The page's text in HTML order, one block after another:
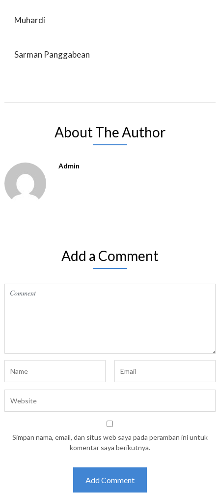
Muhardi
Sarman Panggabean
About The Author
Admin
Add a Comment
Simpan nama, email, dan situs web saya pada peramban ini untuk
komentar saya berikutnya.